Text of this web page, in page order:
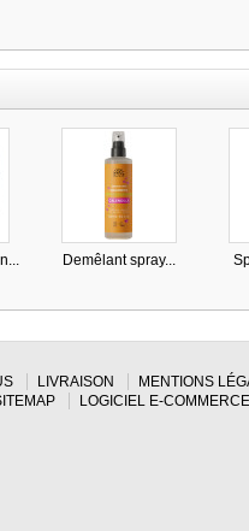
Demêlant spray...
LIVRAISON MENTIONS
LOGICIEL E-